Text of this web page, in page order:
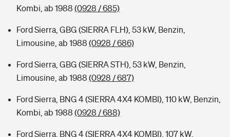
Kombi, ab 1988 (0928 / 685)
Ford Sierra, GBG (SIERRA FLH), 53 kW, Benzin,
Limousine, ab 1988 (0928 / 686)
Ford Sierra, GBG (SIERRA STH), 53 kW, Benzin,
Limousine, ab 1988 (0928 / 687)
Ford Sierra, BNG 4 (SIERRA 4X4 KOMBI), 110 kW, Benzin,
Kombi, ab 1988 (0928 / 688)
Ford Sierra, BNG 4 (SIERRA 4X4 KOMBI), 107 kW,